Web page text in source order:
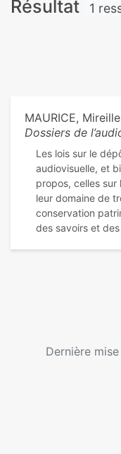
Résultat 1
MAURICE,
Dossiers de
Les lois sur le
audiovisuelle, et
propos, celles
leur domaine de
conservation
Dernière